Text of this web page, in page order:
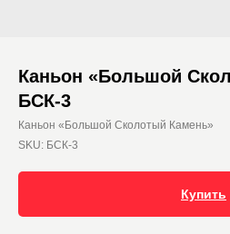
Каньон «Большой
БСК-3
Каньон «Большой Сколотый Камень»
SKU: БСК-3
Купить